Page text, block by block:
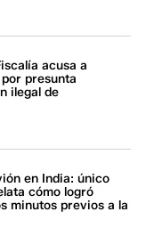
acusa a
presunta
ilegal de
en India: único
cómo logró
minutos previos a la